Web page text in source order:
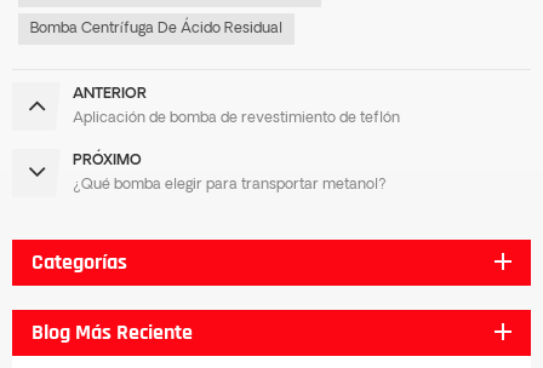
Bomba Centrífuga De Ácido Residual
ANTERIOR
Aplicación de bomba de revestimiento de teflón
PRÓXIMO
¿Qué bomba elegir para transportar metanol?
Categorías
Blog Más Reciente